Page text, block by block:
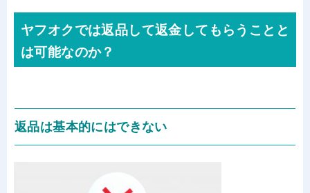
ヤフオクでは返品して返金してもらうことと
は可能なのか？
返品は基本的にはできない